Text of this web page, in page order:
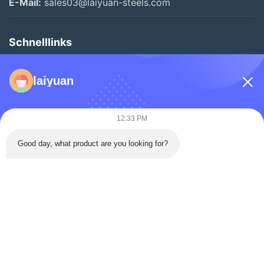
PPGI&PPGL
Edelstahl
E-Mail: sales03@laiyuan-steels.com
Schnelllinks
Zu Hause
Produkte
Videos
Werksbesichtigung
laiyuan
12:33 PM
Good day, what product are you looking for?